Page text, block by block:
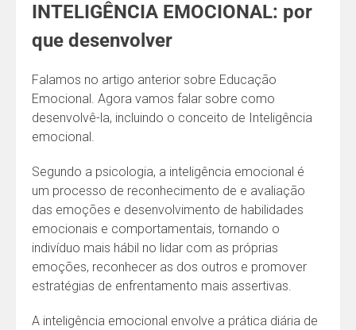
INTELIGÊNCIA EMOCIONAL: por
que desenvolver
Falamos no artigo anterior sobre Educação
Emocional. Agora vamos falar sobre como
desenvolvê-la, incluindo o conceito de Inteligência
emocional.
Segundo a psicologia, a inteligência emocional é
um processo de reconhecimento de e avaliação
das emoções e desenvolvimento de habilidades
emocionais e comportamentais, tornando o
indivíduo mais hábil no lidar com as próprias
emoções, reconhecer as dos outros e promover
estratégias de enfrentamento mais assertivas.
A inteligência emocional envolve a prática diária de